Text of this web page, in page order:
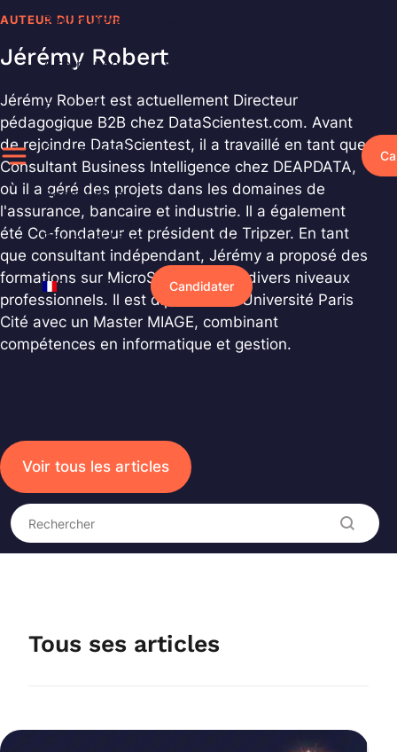
contenu
Particuliers
Alternance
Entreprises
Événements
Ressources
Pourquoi Liora ?
Français Candidater
AUTEUR DU FUTUR
Jérémy Robert
Jérémy Robert est actuellement Directeur
pédagogique B2B chez DataScientest.com. Avant
de rejoindre DataScientest, il a travaillé en tant que
Consultant Business Intelligence chez DEAPDATA,
où il a géré des projets dans les domaines de
l'assurance, bancaire et industrie. Il a également
été Co-fondateur et président de Tripzer. En tant
que consultant indépendant, Jérémy a proposé des
formations sur MicroStrategy pour divers niveaux
professionnels. Il est diplômé de l'Université Paris
Cité avec un Master MIAGE, combinant
compétences en informatique et gestion.
Voir tous les articles
Recherche
Rechercher
Tous ses articles